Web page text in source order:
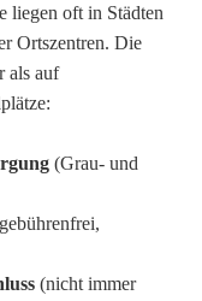
liegen oft in Städten
Ortszentren. Die
als auf
(Grau- und
(nicht immer